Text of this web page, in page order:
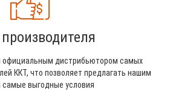
официальным дистрибьютором самых
ККТ, что позволяет предлагать нашим
самые выгодные условия